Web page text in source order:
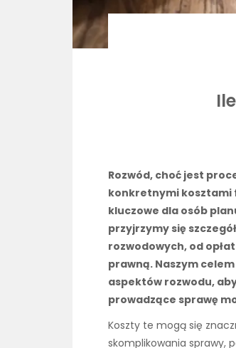
Rozwód, choć jest
konkretnymi kosztami
kluczowe dla osób
przyjrzymy się
rozwodowych, od
prawną. Naszym
aspektów rozwodu,
prowadzące sprawę
Koszty te mogą się
skomplikowania sprawy,